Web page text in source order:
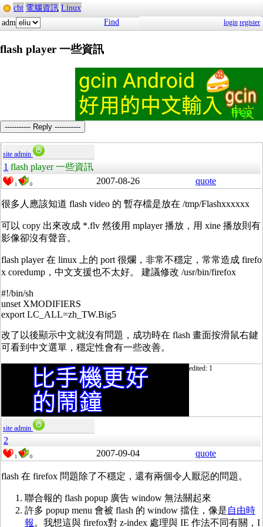
cht 電腦資訊 Linux
adm
Find login register
flash player 一些資訊
----------- Reply -----------
site admin
1 flash player 一些資訊
1 0 2007-08-26 quote
很多人應該知道 flash video 的 暫存檔是放在 /tmp/Flashxxxxxx
可以 copy 出來改成 *.flv 然後用 mplayer 播放，用 xine 播放則有
影像卻沒有聲音。
flash player 在 linux 上的 port 很爛，非常不穩定，常常造成 firefo
x coredump，中文支援也不太好。 建議修改 /usr/bin/firefox
#!/bin/sh
unset XMODIFIERS
export LC_ALL=zh_TW.Big5
改了以後顯示中文就沒有問題，成功時在 flash 畫面按滑鼠右鍵
可看到中文選單，穩定性會有一些改善。
edited: 1
site admin
2
1 0 2007-09-04 quote
flash 在 firefox 問題除了不穩定，還有兩個令人厭惡的問題。
聯合報的 flash popup 廣告 window 無法關起來
許多 popup menu 會被 flash 的 window 擋住，像是自由時
報。我想這與 firefox對 z-index 處理與 IE 作法不同有關，I